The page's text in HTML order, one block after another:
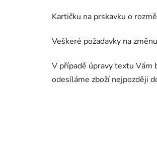
Kartičku na prskavku o
Veškeré požadavky na
V případě úpravy textu Vám
odesíláme zboží nejpozději